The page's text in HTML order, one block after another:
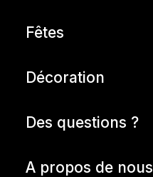
Fêtes
Décoration
Des questions ?
A propos de nous